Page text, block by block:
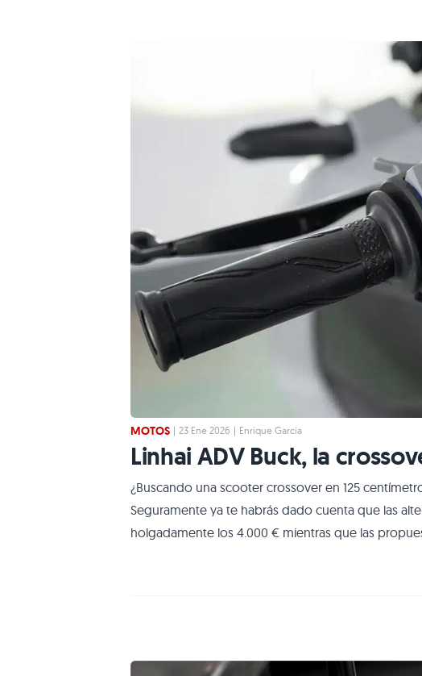
MOTOS | 23 Ene 2026 | Enrique García
Linhai ADV Buck, la
¿Buscando una scooter crossover en 125
Seguramente ya te habrás dado cuenta que las
holgadamente los 4.000 € mientras que las